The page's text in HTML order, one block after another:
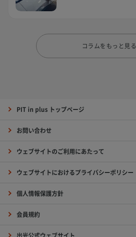
コラムをもっと見る
PIT in plus トップページ
お問い合わせ
ウェブサイトのご利用にあたって
ウェブサイトにおけるプライバシーポリシー
個人情報保護方針
会員規約